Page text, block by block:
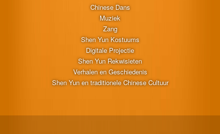
Chinese Dans
Muziek
Zang
Shen Yun Kostuums
Digitale Projectie
Shen Yun Rekwisieten
Verhalen en Geschiedenis
Shen Yun en traditionele Chinese Cultuur